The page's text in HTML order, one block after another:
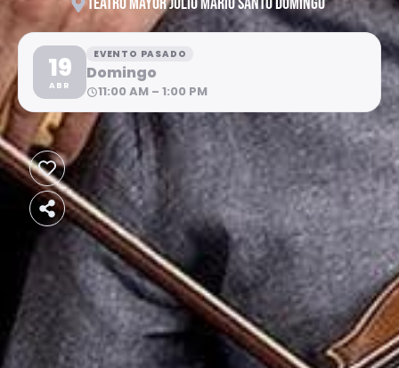
19
ABR
EVENTO PASADO
Domingo
11:00 AM – 1:00 PM